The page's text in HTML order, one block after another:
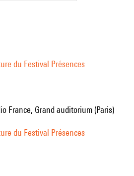
du Festival Présences
France, Grand auditorium (Paris)
du Festival Présences